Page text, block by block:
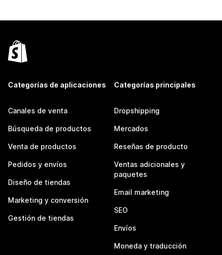
Categorías de aplicaciones
Canales de venta
Búsqueda de productos
Venta de productos
Pedidos y envíos
Diseño de tiendas
Marketing y conversión
Gestión de tiendas
Categorías principales
Dropshipping
Mercados
Reseñas de producto
Ventas adicionales y
paquetes
Email marketing
SEO
Envíos
Moneda y traducción